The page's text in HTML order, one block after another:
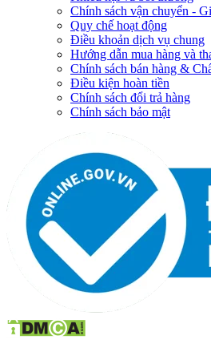
Chính sách vận chuyển -
Quy chế hoạt động
Điều khoản dịch vụ chung
Hướng dẫn mua hàng và
Chính sách bán hàng &
Điều kiện hoàn tiền
Chính sách đổi trả hàng
Chính sách bảo mật